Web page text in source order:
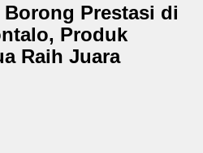
Prestasi di
Produk
Raih Juara